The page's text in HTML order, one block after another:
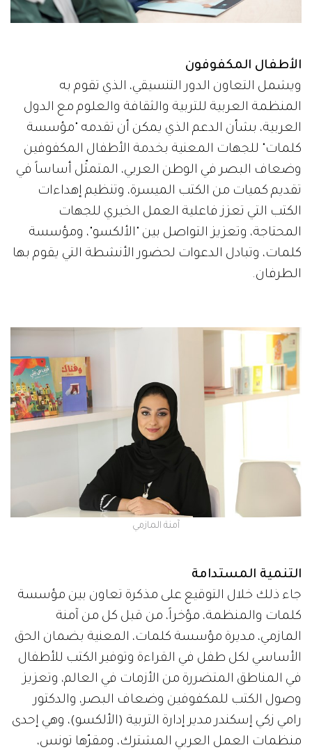
الأطفال المكفوفون
ويشمل التعاون الدور التنسيقي، الذي تقوم به
المنظمة العربية للتربية والثقافة والعلوم مع الدول
العربية، بشأن الدعم الذي يمكن أن تقدمه "مؤسسة
كلمات" للجهات المعنية بخدمة الأطفال المكفوفين
وضعاف البصر في الوطن العربي، المتمثّل أساساً في
تقديم كميات من الكتب الميسرة، وتنظيم إهداءات
الكتب التي تعزز فاعلية العمل الخيري للجهات
المحتاجة، وتعزيز التواصل بين "الألكسو"، ومؤسسة
كلمات، وتبادل الدعوات لحضور الأنشطة التي يقوم بها
الطرفان.
آمنة المازمي
التنمية المستدامة
جاء ذلك خلال التوقيع على مذكرة تعاون بين مؤسسة
كلمات والمنظمة، مؤخراً، من قبل كل من آمنة
المازمي، مديرة مؤسسة كلمات، المعنية بضمان الحق
الأساسي لكل طفل في القراءة وتوفير الكتب للأطفال
في المناطق المتضررة من الأزمات في العالم، وتعزيز
وصول الكتب للمكفوفين وضعاف البصر، والدكتور
رامي زكي إسكندر مدير إدارة التربية (الألكسو)، وهي إحدى
منظمات العمل العربي المشترك، ومقرّها تونس،